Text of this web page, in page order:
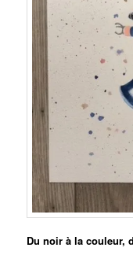
Du noir à la couleur,